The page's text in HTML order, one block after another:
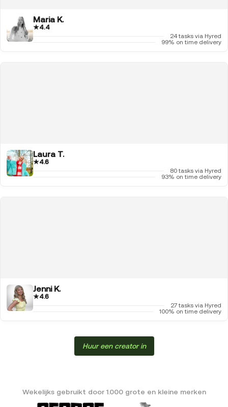
Maria K.
★4.4
24 tasks via Hyred
99% on time delivery
Laura T.
★4.6
80 tasks via Hyred
93% on time delivery
Jenni K.
★4.6
27 tasks via Hyred
100% on time delivery
Huur een creator in
Wekelijks gebruikt door 1.000 grote en kleine merken